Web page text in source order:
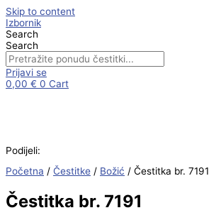
Skip to content
Izbornik
Search
Search
Prijavi se
0,00 € 0 Cart
Podijeli:
Početna / Čestitke / Božić / Čestitka br. 7191
Čestitka br. 7191